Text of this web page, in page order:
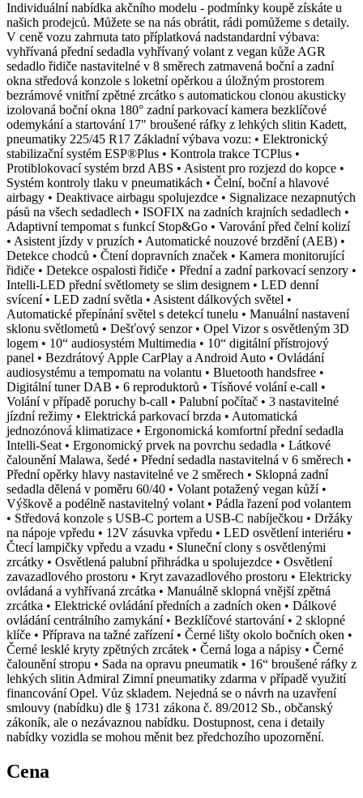
Individuální nabídka akčního modelu - podmínky koupě získáte u
našich prodejců. Můžete se na nás obrátit, rádi pomůžeme s detaily.
V ceně vozu zahrnuta tato příplatková nadstandardní výbava:
vyhřívaná přední sedadla vyhřívaný volant z vegan kůže AGR
sedadlo řidiče nastavitelné v 8 směrech zatmavená boční a zadní
okna středová konzole s loketní opěrkou a úložným prostorem
bezrámové vnitřní zpětné zrcátko s automatickou clonou akusticky
izolovaná boční okna 180° zadní parkovací kamera bezklíčové
odemykání a startování 17" broušené ráfky z lehkých slitin Kadett,
pneumatiky 225/45 R17 Základní výbava vozu: • Elektronický
stabilizační systém ESP®Plus • Kontrola trakce TCPlus •
Protiblokovací systém brzd ABS • Asistent pro rozjezd do kopce •
Systém kontroly tlaku v pneumatikách • Čelní, boční a hlavové
airbagy • Deaktivace airbagu spolujezdce • Signalizace nezapnutých
pásů na všech sedadlech • ISOFIX na zadních krajních sedadlech •
Adaptivní tempomat s funkcí Stop&Go • Varování před čelní kolizí
• Asistent jízdy v pruzích • Automatické nouzové brzdění (AEB) •
Detekce chodců • Čtení dopravních značek • Kamera monitorující
řidiče • Detekce ospalosti řidiče • Přední a zadní parkovací senzory •
Intelli-LED přední světlomety se slim designem • LED denní
svícení • LED zadní světla • Asistent dálkových světel •
Automatické přepínání světel s detekcí tunelu • Manuální nastavení
sklonu světlometů • Dešťový senzor • Opel Vizor s osvětleným 3D
logem • 10“ audiosystém Multimedia • 10“ digitální přístrojový
panel • Bezdrátový Apple CarPlay a Android Auto • Ovládání
audiosystému a tempomatu na volantu • Bluetooth handsfree •
Digitální tuner DAB • 6 reproduktorů • Tísňové volání e-call •
Volání v případě poruchy b-call • Palubní počítač • 3 nastavitelné
jízdní režimy • Elektrická parkovací brzda • Automatická
jednozónová klimatizace • Ergonomická komfortní přední sedadla
Intelli-Seat • Ergonomický prvek na povrchu sedadla • Látkové
čalounění Malawa, šedé • Přední sedadla nastavitelná v 6 směrech •
Přední opěrky hlavy nastavitelné ve 2 směrech • Sklopná zadní
sedadla dělená v poměru 60/40 • Volant potažený vegan kůží •
Výškově a podélně nastavitelný volant • Pádla řazení pod volantem
• Středová konzole s USB-C portem a USB-C nabíječkou • Držáky
na nápoje vpředu • 12V zásuvka vpředu • LED osvětlení interiéru •
Čtecí lampičky vpředu a vzadu • Sluneční clony s osvětlenými
zrcátky • Osvětlená palubní přihrádka u spolujezdce • Osvětlení
zavazadlového prostoru • Kryt zavazadlového prostoru • Elektricky
ovládaná a vyhřívaná zrcátka • Manuálně sklopná vnější zpětná
zrcátka • Elektrické ovládání předních a zadních oken • Dálkové
ovládání centrálního zamykání • Bezklíčové startování • 2 sklopné
klíče • Příprava na tažné zařízení • Černé lišty okolo bočních oken •
Černé lesklé kryty zpětných zrcátek • Černá loga a nápisy • Černé
čalounění stropu • Sada na opravu pneumatik • 16“ broušené ráfky z
lehkých slitin Admiral Zimní pneumatiky zdarma v případě využití
financování Opel. Vůz skladem. Nejedná se o návrh na uzavření
smlouvy (nabídku) dle § 1731 zákona č. 89/2012 Sb., občanský
zákoník, ale o nezávaznou nabídku. Dostupnost, cena i detaily
nabídky vozidla se mohou měnit bez předchozího upozornění.
Cena